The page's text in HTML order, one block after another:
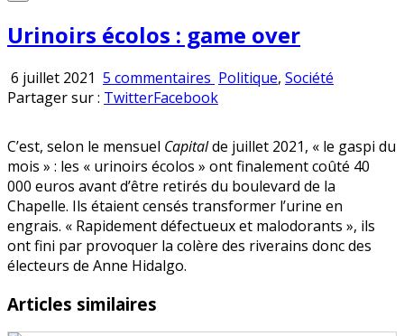
Urinoirs écolos : game over
6 juillet 2021 5 commentaires sur
Urinoirs
game
over
Publié
en
Politique, Société
Partager sur : TwitterFacebook
C’est, selon le mensuel Capitalde juillet 2021, « le gaspi du
mois » : les « urinoirs écolos » ont finalement coûté 40
000 euros avant d’être retirés du boulevard de la
Chapelle. Ils étaient censés transformer l’urine en
engrais. « Rapidement défectueux et malodorants », ils
ont fini par provoquer la colère des riverains donc des
électeurs de Anne Hidalgo.
Articles similaires